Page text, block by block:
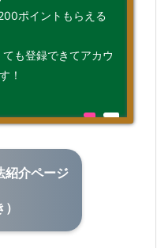
ポイントもらえる
も登録できてアカウ
！
紹介ページ